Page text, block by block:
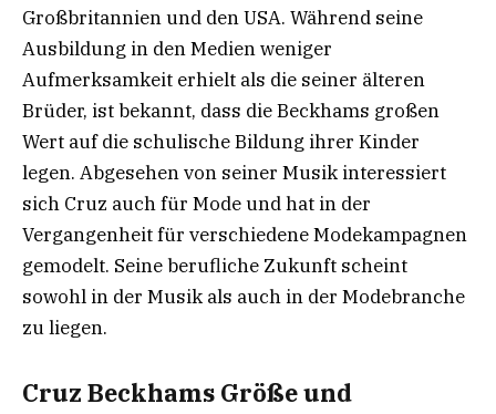
Großbritannien und den USA. Während seine
Ausbildung in den Medien weniger
Aufmerksamkeit erhielt als die seiner älteren
Brüder, ist bekannt, dass die Beckhams großen
Wert auf die schulische Bildung ihrer Kinder
legen. Abgesehen von seiner Musik interessiert
sich Cruz auch für Mode und hat in der
Vergangenheit für verschiedene Modekampagnen
gemodelt. Seine berufliche Zukunft scheint
sowohl in der Musik als auch in der Modebranche
zu liegen.
Cruz Beckhams Größe und